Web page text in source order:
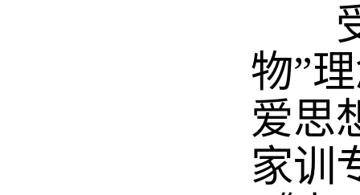
受
物”
爱思
家训